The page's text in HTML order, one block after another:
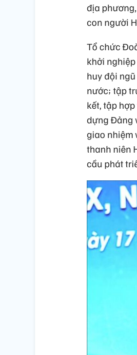
địa
con người
Tổ chức
khởi
huy đội
nước; tập
kết, tập
dựng Đảng
giao nhiệm
thanh niên
cầu phát